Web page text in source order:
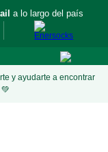
a lo largo del país
y ayudarte a encontrar